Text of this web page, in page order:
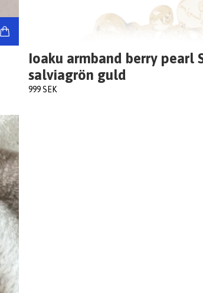
Ioaku armband berry pearl
salviagrön guld
999 SEK